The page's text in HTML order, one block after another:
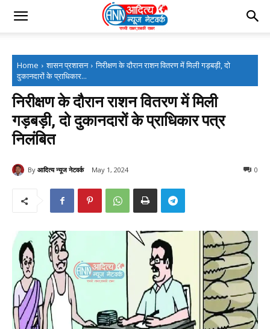
Home शासन प्रशासन
निरीक्षण के दौरान राशन वितरण में मिली गड़बड़ी, दो
दुकानदारों के प्राधिकार...
निरीक्षण के दौरान राशन वितरण में मिली
गड़बड़ी, दो दुकानदारों के प्राधिकार पत्र
निलंबित
By आदित्य न्यूज नेटवर्क May 1, 2024 0